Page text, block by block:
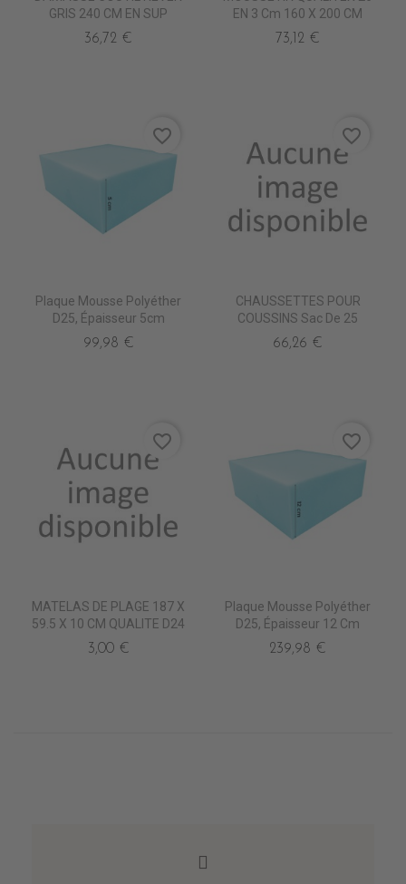
GRIS 240 CM EN SUP
36,72 €
EN 3 Cm 160 X 200 CM
73,12 €
Plaque Mousse Polyéther
D25, Épaisseur 5cm
99,98 €
favorite_border
CHAUSSETTES POUR
COUSSINS Sac De 25
66,26 €
favorite_border
MATELAS DE PLAGE 187 X
59.5 X 10 CM QUALITE D24
3,00 €
favorite_border
Plaque Mousse Polyéther
D25, Épaisseur 12 Cm
239,98 €
favorite_border